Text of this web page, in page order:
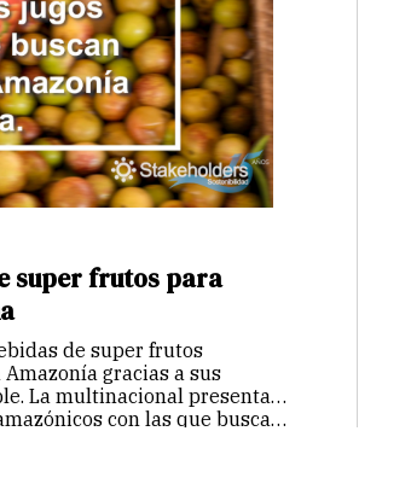
super frutos para
de super frutos
gracias a sus
La multinacional presenta
con las que busca…